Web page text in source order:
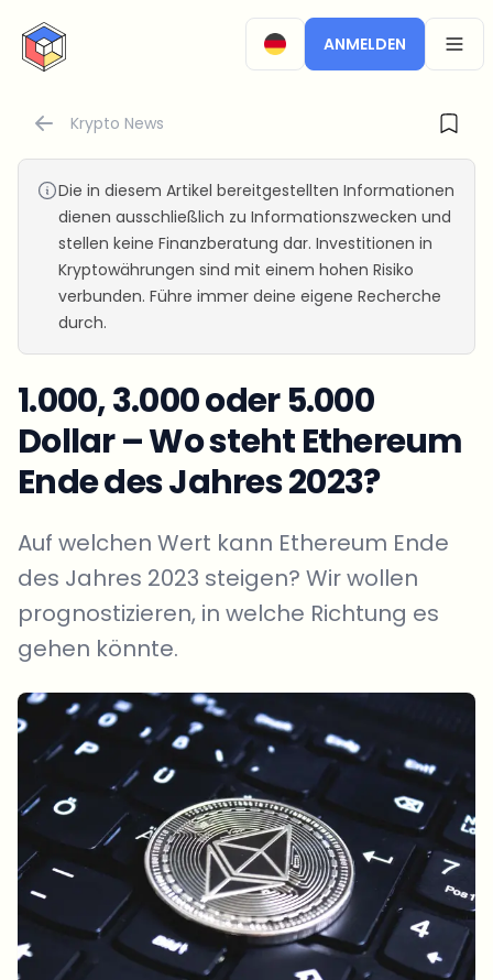
CryptoTicker
ANMELDEN
Krypto News
Die in diesem Artikel bereitgestellten Informationen
dienen ausschließlich zu Informationszwecken und
stellen keine Finanzberatung dar. Investitionen in
Kryptowährungen sind mit einem hohen Risiko
verbunden. Führe immer deine eigene Recherche
durch.
1.000, 3.000 oder 5.000
Dollar – Wo steht Ethereum
Ende des Jahres 2023?
Auf welchen Wert kann Ethereum Ende
des Jahres 2023 steigen? Wir wollen
prognostizieren, in welche Richtung es
gehen könnte.